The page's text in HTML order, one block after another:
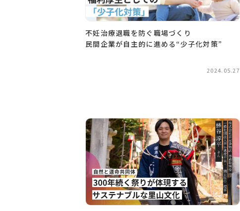
不妊治療退職を防ぐ職場づくり
民間企業が自主的に進める“少子化対策”
2024.05.27